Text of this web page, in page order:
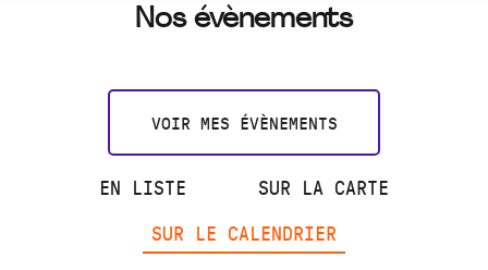
Nos évènements
VOIR MES ÉVÈNEMENTS
EN LISTE
SUR LA CARTE
SUR LE CALENDRIER